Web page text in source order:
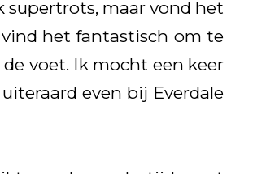
supertrots, maar vond het
het fantastisch om te
voet. Ik mocht een keer
even bij Everdale